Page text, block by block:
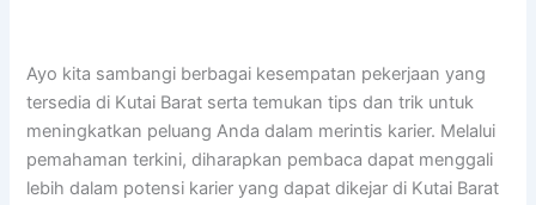
Ayo kita sambangi berbagai kesempatan pekerjaan yang
tersedia di Kutai Barat serta temukan tips dan trik untuk
meningkatkan peluang Anda dalam merintis karier. Melalui
pemahaman terkini, diharapkan pembaca dapat menggali
lebih dalam potensi karier yang dapat dikejar di Kutai Barat